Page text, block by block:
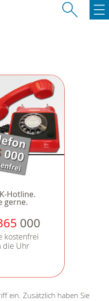
Hotline.
gerne.
000
kostenfrei
die Uhr
ein. Zusätzlich haben Sie